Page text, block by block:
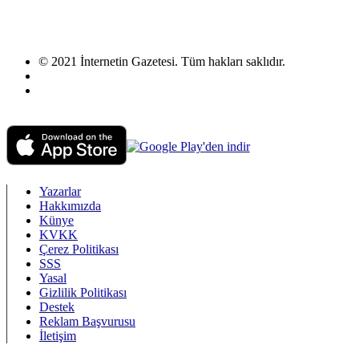
© 2021 İnternetin Gazetesi. Tüm hakları saklıdır.
Yazarlar
Hakkımızda
Künye
KVKK
Çerez Politikası
SSS
Yasal
Gizlilik Politikası
Destek
Reklam Başvurusu
İletişim